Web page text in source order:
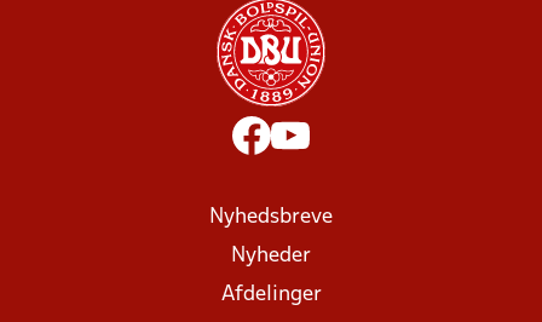
Nyhedsbreve
Nyheder
Afdelinger